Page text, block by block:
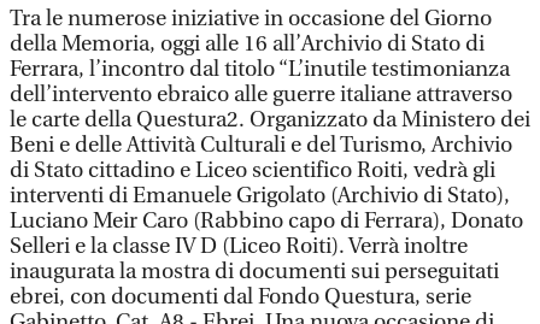
Tra le numerose iniziative in occasione del Giorno
della Memoria, oggi alle 16 all’Archivio di Stato di
Ferrara, l’incontro dal titolo “L’inutile testimonianza
dell’intervento ebraico alle guerre italiane attraverso
le carte della Questura2. Organizzato da Ministero dei
Beni e delle Attività Culturali e del Turismo, Archivio
di Stato cittadino e Liceo scientifico Roiti, vedrà gli
interventi di Emanuele Grigolato (Archivio di Stato),
Luciano Meir Caro (Rabbino capo di Ferrara), Donato
Selleri e la classe IV D (Liceo Roiti). Verrà inoltre
inaugurata la mostra di documenti sui perseguitati
ebrei, con documenti dal Fondo Questura, serie